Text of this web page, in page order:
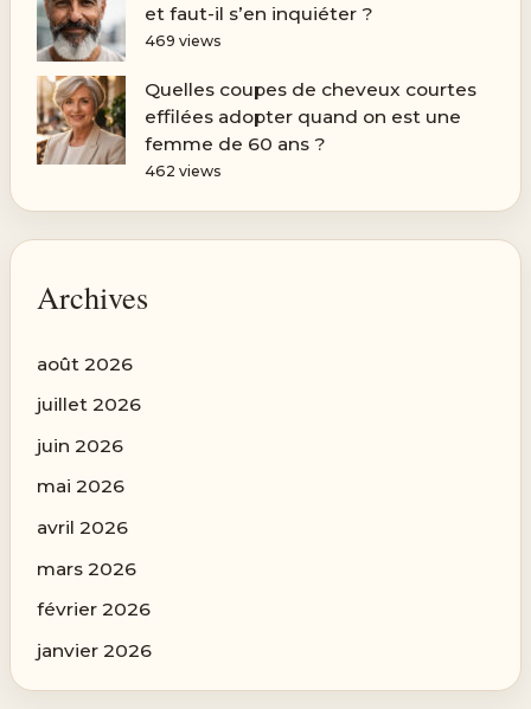
et faut-il s’en inquiéter ?
469 views
Quelles coupes de cheveux courtes
effilées adopter quand on est une
femme de 60 ans ?
462 views
Archives
août 2026
juillet 2026
juin 2026
mai 2026
avril 2026
mars 2026
février 2026
janvier 2026